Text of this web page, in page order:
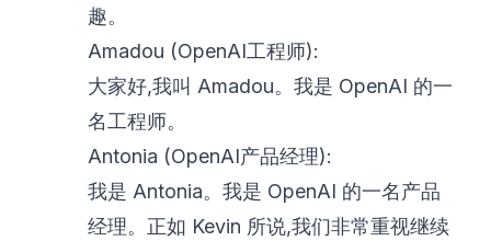
趣。
Amadou (OpenAI工程师):
大家好,我叫 Amadou。我是 OpenAI 的一
名工程师。
Antonia (OpenAI产品经理):
我是 Antonia。我是 OpenAI 的一名产品
经理。正如 Kevin 所说,我们非常重视继续